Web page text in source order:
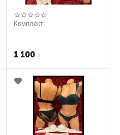
Комплект
1 100 ₸